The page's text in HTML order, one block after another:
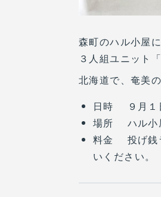
森町のハル小屋
３人組ユニット
北海道で、奄美
日時 ９月１
場所 ハル小
料金 投げ銭
いください。